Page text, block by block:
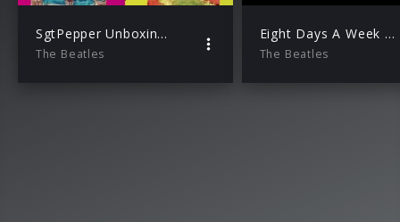
SgtPepper Unboxing German
The Beatles
Eight Days A Week – Trailer Deutsch
The Beatles